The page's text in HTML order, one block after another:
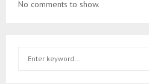
No comments to show.